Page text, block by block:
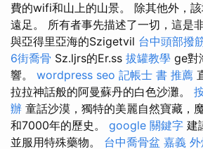
費的wifi和山上的山景。 除其他外，
遠足。 所有者事先描述了一切，這是
與亞得里亞海的Szigetvil 台中頭部撥
6街喬骨 Sz.ljrs的Er.ss 拔罐教學 ge對
響。 wordpress seo 記帳士 書 推薦
拉拉神話般的阿曼蘇丹的白色沙灘。
辦 童話沙漠，獨特的美麗自然寶藏，
和7000年的歷史。 google 關鍵字 建
並服用特殊藥物。 台中喬骨盆 嘉義 外